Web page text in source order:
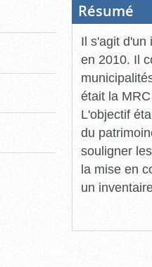
Résumé
Il s'agit d'un
en 2010. Il
était la
L'objectif
du
souligner
la mise en
un